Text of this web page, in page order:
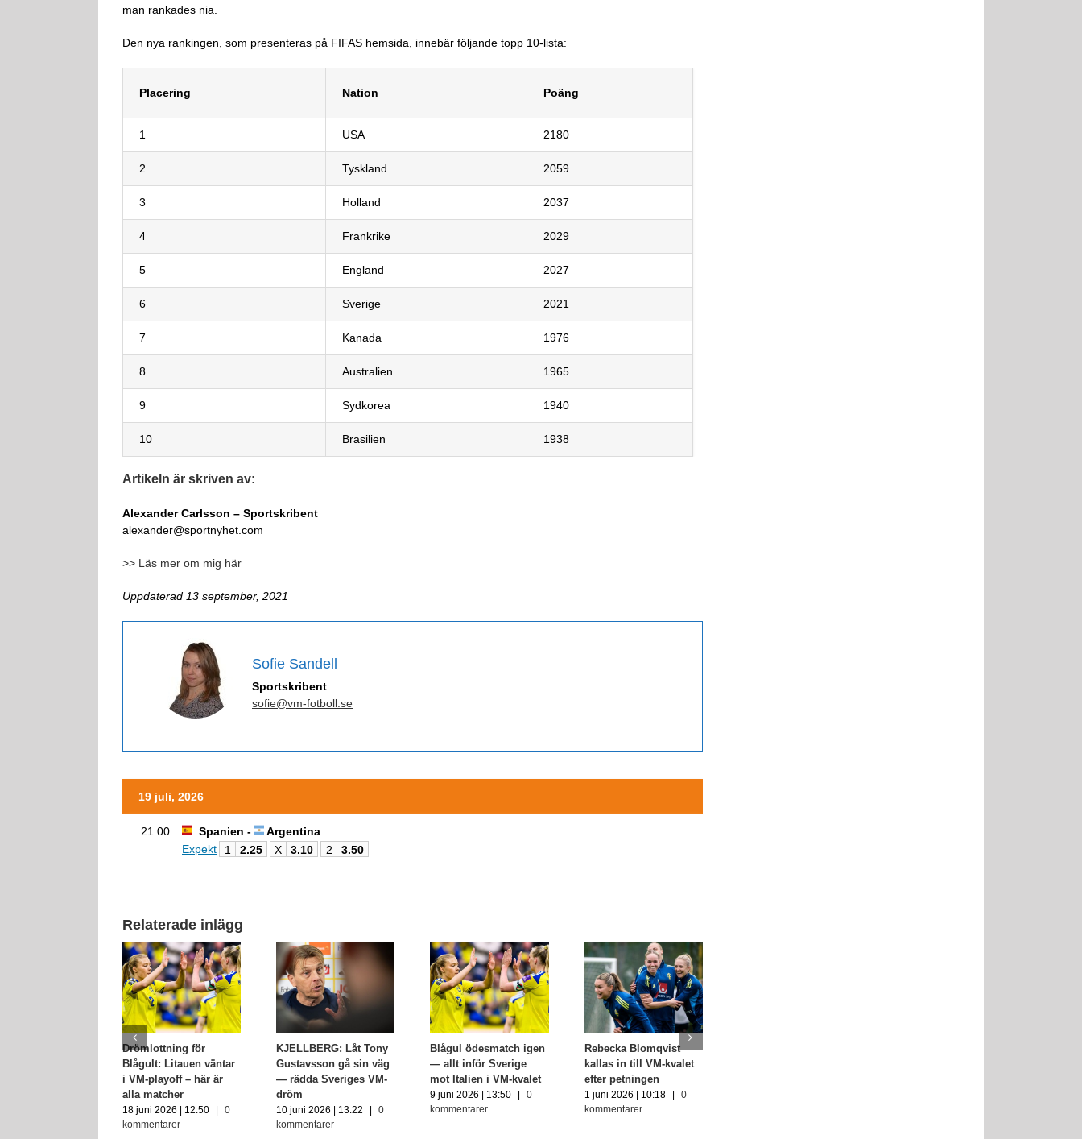
man rankades nia.
Den nya rankingen, som presenteras på FIFAS hemsida, innebär följande topp 10-lista:
Placering Nation Poäng
1 USA 2180
2 Tyskland 2059
3 Holland 2037
4 Frankrike 2029
5 England 2027
6 Sverige 2021
7 Kanada 1976
8 Australien 1965
9 Sydkorea 1940
10 Brasilien 1938
Artikeln är skriven av:
Alexander Carlsson – Sportskribent
alexander@sportnyhet.com
>> Läs mer om mig här
Uppdaterad 13 september, 2021
Sofie Sandell
Sportskribent
sofie@vm-fotboll.se
19 juli, 2026
21:00 Spanien -
Argentina
Expekt
1 2.25 X 3.10 2 3.50
Relaterade inlägg
Drömlottning för
Blågult: Litauen väntar
i VM-playoff – här är
alla matcher
18 juni 2026 | 12:50
0
kommentarer
KJELLBERG: Låt Tony
Gustavsson gå sin väg
— rädda Sveriges VM-
dröm
10 juni 2026 | 13:22
0
kommentarer
Blågul ödesmatch igen
— allt inför Sverige
mot Italien i VM-kvalet
9 juni 2026 | 13:50
0
kommentarer
Rebecka Blomqvist
kallas in till VM-kvalet
efter petningen
1 juni 2026 | 10:18
0
kommentarer